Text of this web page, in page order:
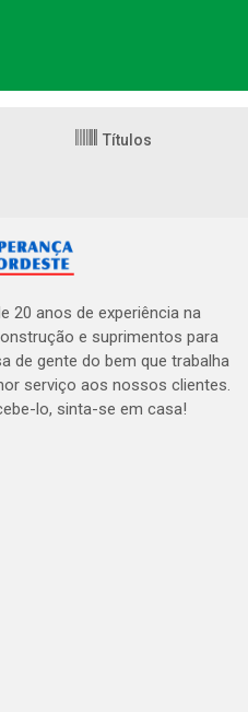
Títulos
20 anos de experiência na
e suprimentos para
de gente do bem que trabalha
serviço aos nossos clientes.
lo, sinta-se em casa!